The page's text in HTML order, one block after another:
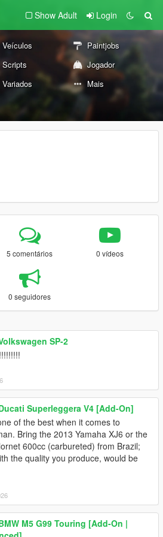
Show Adult Login
Veículos
Paintjobs
Scripts
Jogador
Variados Mais
5 comentários 0 vídeos
0 seguidores
SP-2
Superleggera V4 [Add-On]
of the best when it comes to
Bring the 2013 Yamaha XJ6 or the
600cc (carbureted) from Brazil;
the quality you produce, would be
M5 G99 Touring [Add-On |